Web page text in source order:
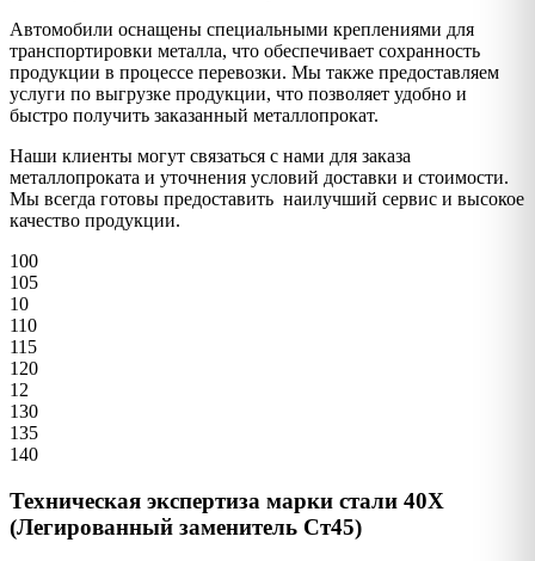
Автомобили оснащены специальными креплениями для
транспортировки металла, что обеспечивает сохранность
продукции в процессе перевозки. Мы также предоставляем
услуги по выгрузке продукции, что позволяет удобно и
быстро получить заказанный металлопрокат.
Наши клиенты могут связаться с нами для заказа
металлопроката и уточнения условий доставки и стоимости.
Мы всегда готовы предоставить наилучший сервис и высокое
качество продукции.
100
105
10
110
115
120
12
130
135
140
Техническая экспертиза марки стали 40Х
(Легированный заменитель Ст45)